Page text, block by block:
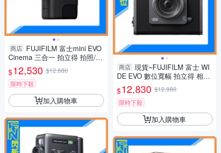
商店 FUJIFILM 富士mini EVO
Cinema 三合一 拍立得 拍照/影
片/列印(公司貨)
$12,530 $12,680
限時下殺
加入購物車
商店 現貨~FUJIFILM 富士 WI
DE EVO 數位寬幅 拍立得 相機
(公司貨)含128g+空白底片20張
$12,830 $12,980
限時下殺
加入購物車